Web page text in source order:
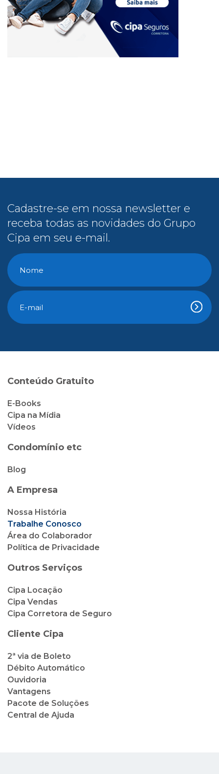
Cadastre-se em nossa newsletter e
receba todas as novidades do Grupo
Cipa em seu e-mail.
Conteúdo Gratuito
E-Books
Cipa na Mídia
Vídeos
Condomínio etc
Blog
A Empresa
Nossa História
Trabalhe Conosco
Área do Colaborador
Política de Privacidade
Outros Serviços
Cipa Locação
Cipa Vendas
Cipa Corretora de Seguro
Cliente Cipa
2ª via de Boleto
Débito Automático
Ouvidoria
Vantagens
Pacote de Soluções
Central de Ajuda